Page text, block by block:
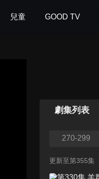
兒童 GOOD TV
劇集列表
270-299
更新至第355集